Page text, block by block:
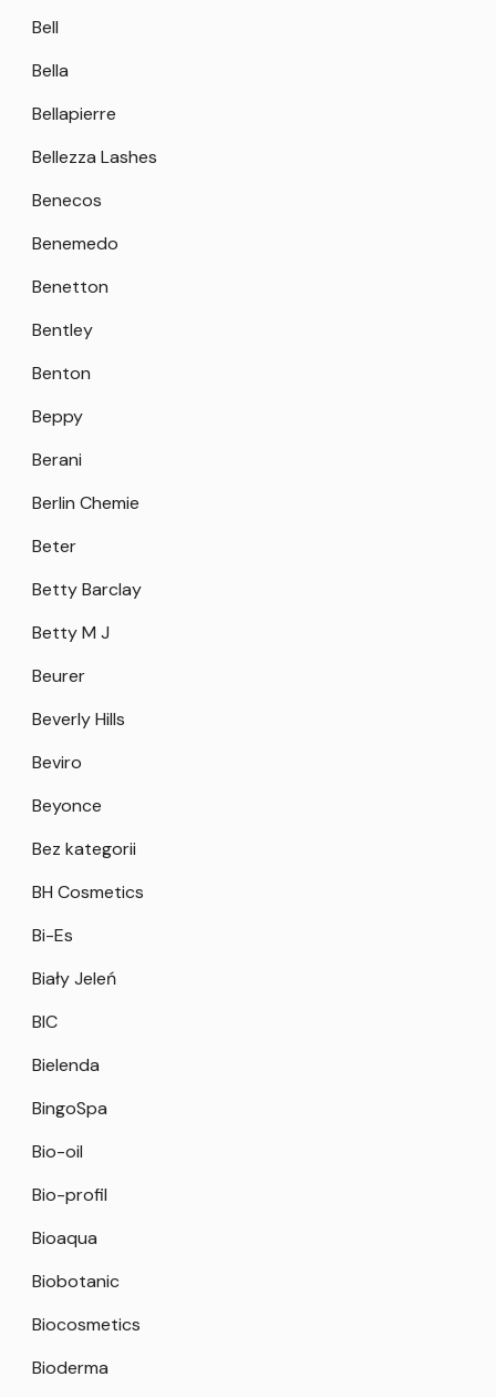
Bell
Bella
Bellapierre
Bellezza Lashes
Benecos
Benemedo
Benetton
Bentley
Benton
Beppy
Berani
Berlin Chemie
Beter
Betty Barclay
Betty M J
Beurer
Beverly Hills
Beviro
Beyonce
Bez kategorii
BH Cosmetics
Bi-Es
Biały Jeleń
BIC
Bielenda
BingoSpa
Bio-oil
Bio-profil
Bioaqua
Biobotanic
Biocosmetics
Bioderma